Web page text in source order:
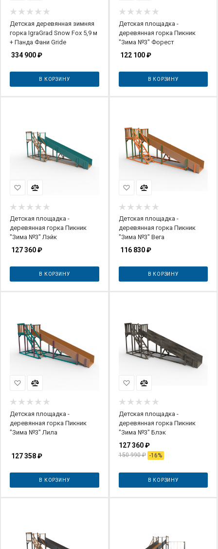
Детская деревянная зимняя
горка IgraGrad Snow Fox 5,9 м
+ Панда Фани Gride
334 900₽
В КОРЗИНУ
Детская площадка -
деревянная горка Пикник
"Зима №3" Форест
122 100₽
В КОРЗИНУ
Детская площадка -
деревянная горка Пикник
"Зима №3" Лэйк
127 360₽
В КОРЗИНУ
Детская площадка -
деревянная горка Пикник
"Зима №3" Вега
116 830₽
В КОРЗИНУ
Детская площадка -
деревянная горка Пикник
"Зима №3" Лила
127 358₽
В КОРЗИНУ
Детская площадка -
деревянная горка Пикник
"Зима №3" Блэк
127 360₽
150 990₽ -16%
В КОРЗИНУ